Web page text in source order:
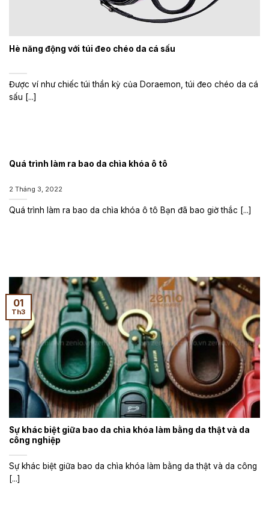
Hè năng động với túi đeo chéo da cá sấu
Được ví như chiếc túi thần kỳ của Doraemon, túi đeo chéo da cá
sấu [...]
Quá trình làm ra bao da chìa khóa ô tô
2 Tháng 3, 2022
Quá trình làm ra bao da chìa khóa ô tô Bạn đã bao giờ thắc [...]
Sự khác biệt giữa bao da chìa khóa làm bằng da thật và da
công nghiệp
Sự khác biệt giữa bao da chìa khóa làm bằng da thật và da công
[...]
01
Th3